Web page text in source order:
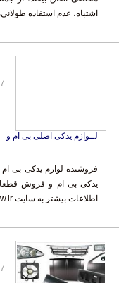
اشتباه، عدم استفاده
لــوازم یدکی اصلی بی ام و
اطلاعات بیشتر به سایت www.tehranbmw.ir مر
17
17